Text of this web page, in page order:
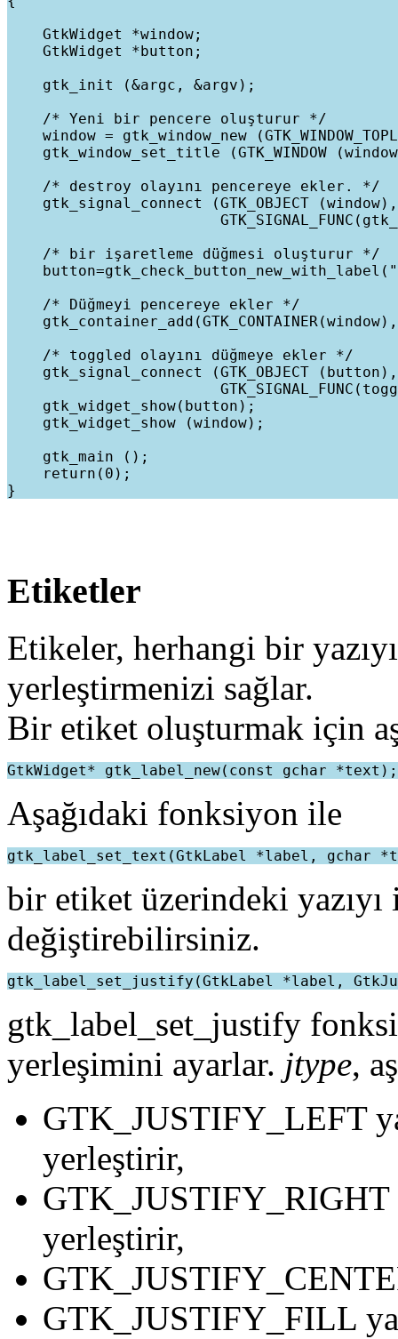
    GtkWidget *window;
    GtkWidget *button;
    gtk_init (&argc, &argv);
    /* Yeni bir pencere oluşturur */
window = gtk_window_new
gtk_window_set_title (GTK_WINDOW
    /* destroy olayını pencereye ekler. */
gtk_signal_connect (GTK_OBJECT
    /* bir işaretleme düğmesi oluşturur */
    /* Düğmeyi pencereye ekler */
    /* toggled olayını düğmeye ekler */
gtk_signal_connect (GTK_OBJECT
    gtk_widget_show(button);
    gtk_widget_show (window);
    gtk_main ();
    return(0);
Etiketler
Etikeler, herhangi bir
yerleştirmenizi sağlar.
Bir etiket oluşturmak için
Aşağıdaki fonksiyon ile
bir etiket üzerindeki yazıyı
değiştirebilirsiniz.
gtk_label_set_justify
yerleşimini ayarlar. jtype,
GTK_JUSTIFY_LEFT
yerleştirir,
GTK_JUSTIFY_RIGHT
yerleştirir,
GTK_JUSTIFY_FILL